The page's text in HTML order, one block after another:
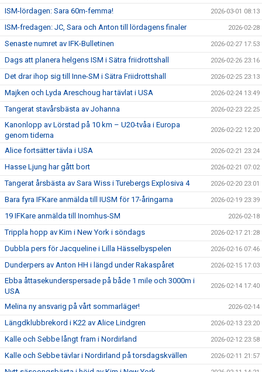
ISM-lördagen: Sara 60m-femma! 2026-03-01 08:13
ISM-fredagen: JC, Sara och Anton till lördagens finaler 2026-02-28
Senaste numret av IFK-Bulletinen 2026-02-27 17:53
Dags att planera helgens ISM i Sätra friidrottshall 2026-02-26 23:16
Det drar ihop sig till Inne-SM i Sätra Friidrottshall 2026-02-25 23:13
Majken och Lyda Areschoug har tävlat i USA 2026-02-24 13:49
Tangerat stavårsbästa av Johanna 2026-02-23 22:25
Kanonlopp av Lörstad på 10 km – U20-tvåa i Europa
genom tiderna
2026-02-22 12:20
Alice fortsätter tävla i USA 2026-02-21 23:24
Hasse Ljung har gått bort 2026-02-21 07:02
Tangerat årsbästa av Sara Wiss i Turebergs Explosiva 4 2026-02-20 23:01
Bara fyra IFKare anmälda till IUSM för 17-åringarna 2026-02-19 23:39
19 IFKare anmälda till Inomhus-SM 2026-02-18
Trippla hopp av Kim i New York i söndags 2026-02-17 21:28
Dubbla pers för Jacqueline i Lilla Hässelbyspelen 2026-02-16 07:46
Dunderpers av Anton HH i längd under Rakaspåret 2026-02-15 17:03
Ebba åttasekunderspersade på både 1 mile och 3000m i
USA
2026-02-14 17:40
Melina ny ansvarig på vårt sommarläger! 2026-02-14
Längdklubbrekord i K22 av Alice Lindgren 2026-02-13 23:20
Kalle och Sebbe långt fram i Nordirland 2026-02-12 23:58
Kalle och Sebbe tävlar i Nordirland på torsdagskvällen 2026-02-11 21:57